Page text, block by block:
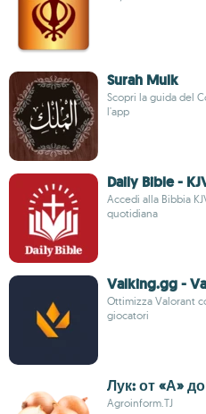
Surah Mulk
Scopri la guida del
l'app
Daily Bible -
Accedi alla Bibbia
quotidiana
Valking.gg -
Ottimizza Valorant
giocatori
Лук: от «А»
Agroinform.TJ